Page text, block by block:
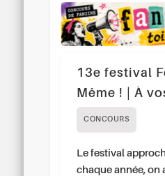
13e festival
Même ! | À
CONCOURS
Le festival
chaque année, on